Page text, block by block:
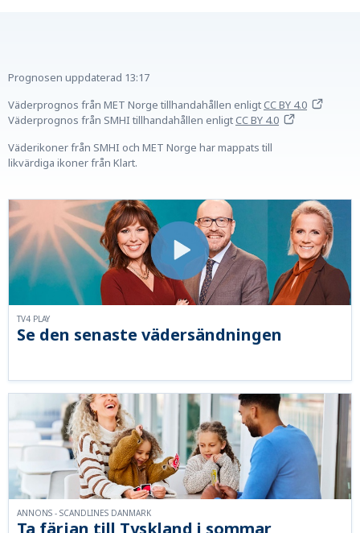
Prognosen uppdaterad 13:17
Väderprognos från MET Norge tillhandahållen enligtCC BY 4.0
Väderprognos från SMHI tillhandahållen enligtCC BY 4.0
Väderikoner från SMHI och MET Norge har mappats till
likvärdiga ikoner från Klart.
Se den senaste vädersändningen
TV4 PLAY
ANNONS - SCANDLINES DANMARK